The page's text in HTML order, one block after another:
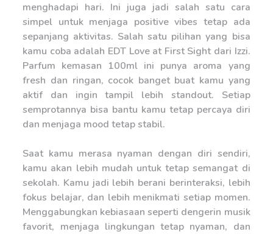
menghadapi hari. Ini juga jadi salah satu cara
simpel untuk menjaga positive vibes tetap ada
sepanjang aktivitas. Salah satu pilihan yang bisa
kamu coba adalah EDT Love at First Sight dari Izzi.
Parfum kemasan 100ml ini punya aroma yang
fresh dan ringan, cocok banget buat kamu yang
aktif dan ingin tampil lebih standout. Setiap
semprotannya bisa bantu kamu tetap percaya diri
dan menjaga mood tetap stabil.
Saat kamu merasa nyaman dengan diri sendiri,
kamu akan lebih mudah untuk tetap semangat di
sekolah. Kamu jadi lebih berani berinteraksi, lebih
fokus belajar, dan lebih menikmati setiap momen.
Menggabungkan kebiasaan seperti dengerin musik
favorit, menjaga lingkungan tetap nyaman, dan